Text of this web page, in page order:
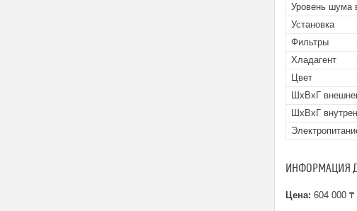
Уровень шума
Установка
Фильтры
Хладагент
Цвет
ШxВxГ
ШxВxГ
ИНФОРМАЦИЯ
Цена: 604 000 ₸